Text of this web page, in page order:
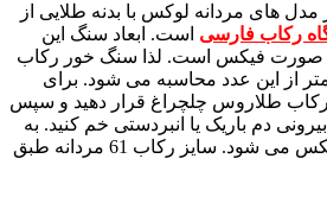
های مردانه لوکس با بدنه طلایی از
رکاب فارسی است. ابعاد سنگ این
میلیمتر به صورت فیکس است. لذا سنگ خور رکاب
از این عدد محاسبه می شود. برای
طلاروس چلچراغ قرار دهید و سپس
دم باریک یا انبردستی خم کنید. به
همین راحتی سنگ شما فیکس می شود. سایز رکاب 61 مردانه طبق